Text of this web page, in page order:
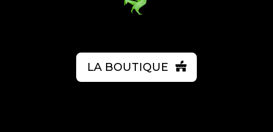
LA BOUTIQUE